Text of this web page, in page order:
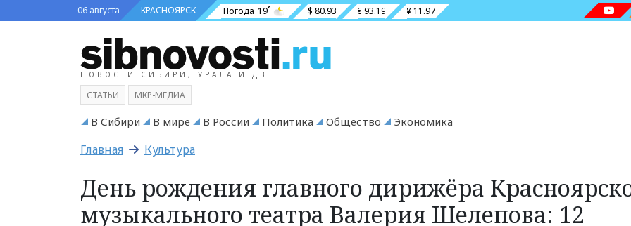
06 августа КРАСНОЯРСК Погода 19˚ $ 80.93 € 93.19 ¥ 11.97
НОВОСТИ СИБИРИ, УРАЛА И ДВ
СТАТЬИ МКР-МЕДИА
В Сибири В мире В России Политика Общество Экономика
Главная Культура
День рождения главного дирижёра
музыкального театра Валерия Шелепова: 12